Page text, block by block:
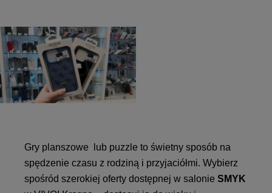
Gry planszowe lub puzzle to świetny sposób na
spędzenie czasu z rodziną i przyjaciółmi. Wybierz
spośród szerokiej oferty dostępnej w salonie SMYK